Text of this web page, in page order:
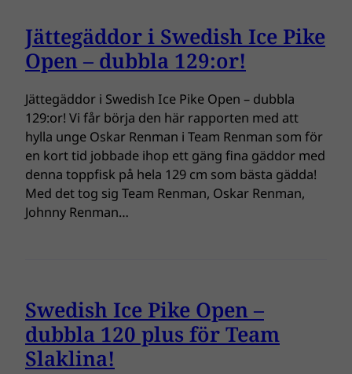
Jättegäddor i Swedish Ice Pike
Open – dubbla 129:or!
Jättegäddor i Swedish Ice Pike Open – dubbla
129:or! Vi får börja den här rapporten med att
hylla unge Oskar Renman i Team Renman som för
en kort tid jobbade ihop ett gäng fina gäddor med
denna toppfisk på hela 129 cm som bästa gädda!
Med det tog sig Team Renman, Oskar Renman,
Johnny Renman…
Swedish Ice Pike Open –
dubbla 120 plus för Team
Slaklina!